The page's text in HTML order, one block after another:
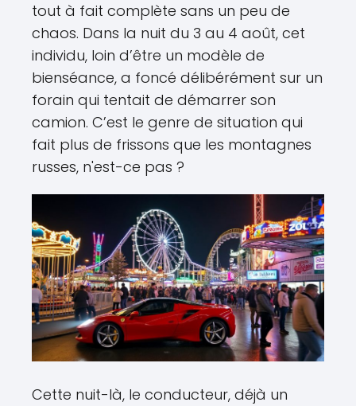
tout à fait complète sans un peu de
chaos. Dans la nuit du 3 au 4 août, cet
individu, loin d’être un modèle de
bienséance, a foncé délibérément sur un
forain qui tentait de démarrer son
camion. C’est le genre de situation qui
fait plus de frissons que les montagnes
russes, n'est-ce pas ?
Cette nuit-là, le conducteur, déjà un